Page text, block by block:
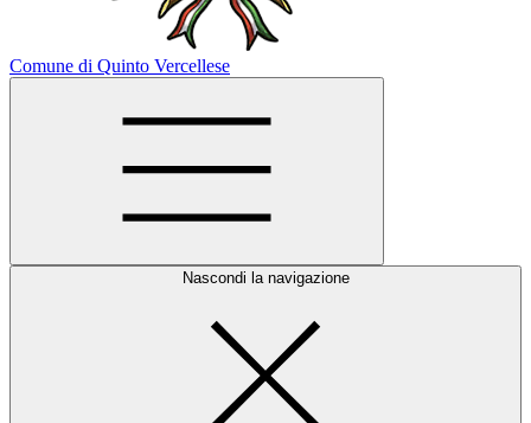
Comune di Quinto Vercellese
Nascondi la navigazione